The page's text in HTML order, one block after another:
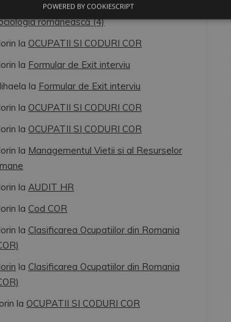
Dimitrie Gusti, o lumină pentru
românească (4)
la OCUPATII SI CODURI COR
la Formular de Exit interviu
la Formular de Exit interviu
la OCUPATII SI CODURI COR
la OCUPATII SI CODURI COR
la Managementul Vietii si al Resurselor
la AUDIT HR
la Cod COR
la Clasificarea Ocupatiilor din Romania
la Clasificarea Ocupatiilor din Romania
la OCUPATII SI CODURI COR
POWERED BY COOKIESCRIPT